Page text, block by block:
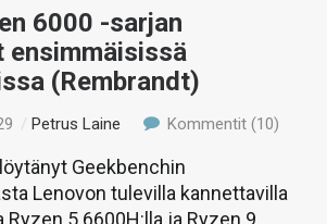
6000 -sarjan
ensimmäisissä
(Rembrandt)
/Petrus Laine Kommentit (10)
Geekbenchin
Lenovon tulevilla kannettavilla
5 6600H:lla ja Ryzen 9